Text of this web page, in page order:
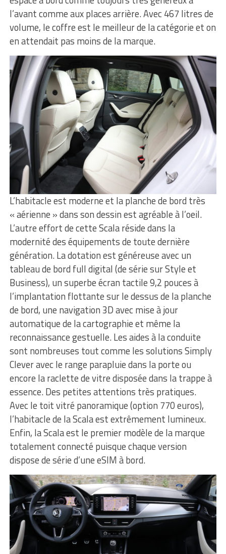
l’avant comme aux places arrière. Avec 467 litres de
volume, le coffre est le meilleur de la catégorie et on
en attendait pas moins de la marque.
L’habitacle est moderne et la planche de bord très
« aérienne » dans son dessin est agréable à l’oeil.
L’autre effort de cette Scala réside dans la
modernité des équipements de toute dernière
génération. La dotation est généreuse avec un
tableau de bord full digital (de série sur Style et
Business), un superbe écran tactile 9,2 pouces à
l’implantation flottante sur le dessus de la planche
de bord, une navigation 3D avec mise à jour
automatique de la cartographie et même la
reconnaissance gestuelle. Les aides à la conduite
sont nombreuses tout comme les solutions Simply
Clever avec le range parapluie dans la porte ou
encore la raclette de vitre disposée dans la trappe à
essence. Des petites attentions très pratiques.
Avec le toit vitré panoramique (option 770 euros),
l’habitacle de la Scala est extrêmement lumineux.
Enfin, la Scala est le premier modèle de la marque
totalement connecté puisque chaque version
dispose de série d’une eSIM à bord.